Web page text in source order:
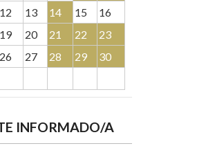
12 13 14 15
16
19 20 21 22
23
26 27 28 29
30
INFORMADO/A